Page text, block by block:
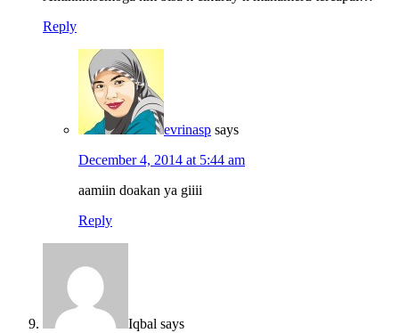
Reply
evrinasp says
December 4, 2014 at 5:44 am
aamiin doakan ya giiii
Reply
Iqbal says